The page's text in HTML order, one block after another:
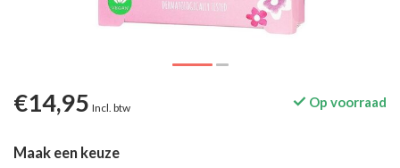
€14,95 Incl. btw Op voorraad
Maak een keuze